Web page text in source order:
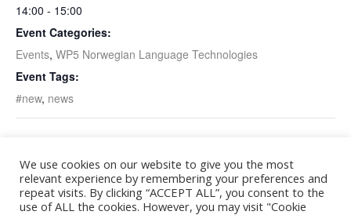
14:00 - 15:00
Event Categories:
Events, WP5 Norwegian Language Technologies
Event Tags:
#new, news
first Nordic workshop on
personalisation and
recommender systems.
Lecture: Countering Russian
Disinformation with Maksym Balaklytskyi
from Kharkiv National University
We use cookies on our website to give you the most
relevant experience by remembering your preferences and
repeat visits. By clicking “ACCEPT ALL”, you consent to the
use of ALL the cookies. However, you may visit "Cookie